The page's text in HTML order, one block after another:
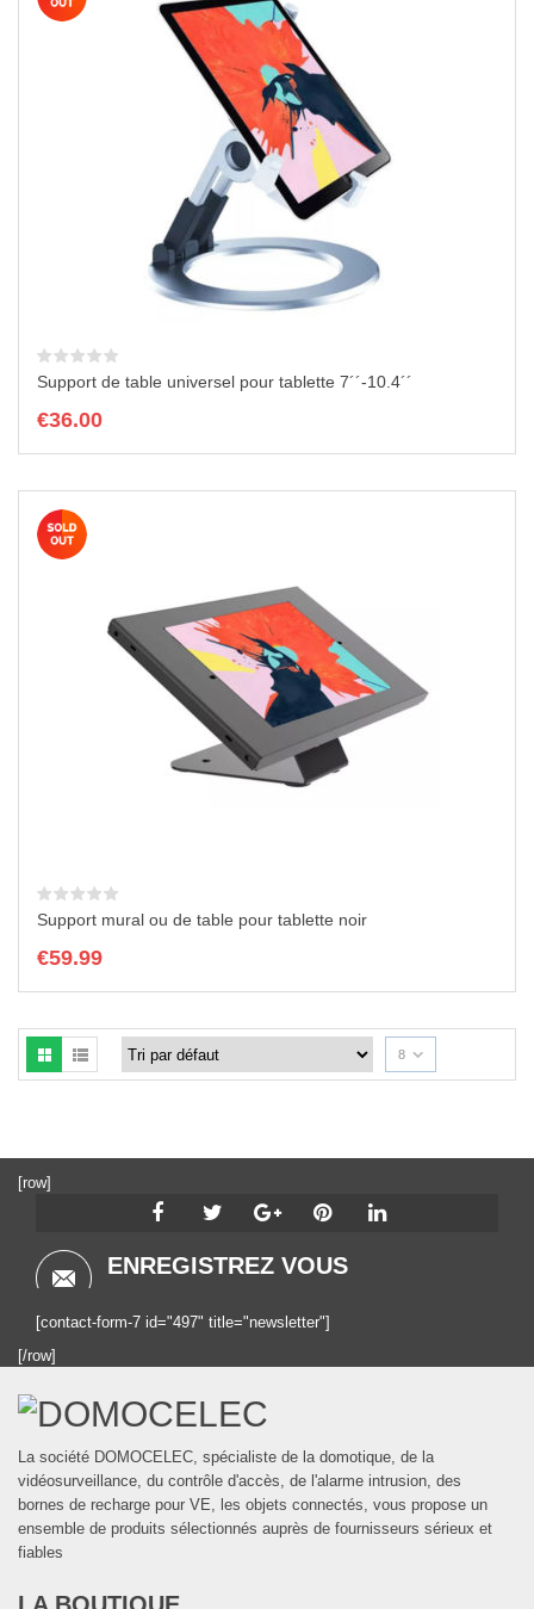
Support de table universel pour tablette 7´´-10.4´´
€36.00
Support mural ou de table pour tablette noir
€59.99
8
[row]
ENREGISTREZ VOUS
[contact-form-7 id="497" title="newsletter"]
[/row]
La société DOMOCELEC, spécialiste de la domotique, de la
vidéosurveillance, du contrôle d'accès, de l'alarme intrusion, des
bornes de recharge pour VE, les objets connectés, vous propose un
ensemble de produits sélectionnés auprès de fournisseurs sérieux et
fiables